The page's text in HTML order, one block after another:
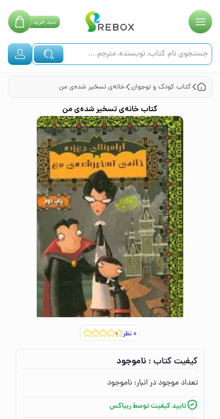
سبدخرید
کتاب کودک و نوجوان خانه‌ی تسخیر شده‌ی من
کتاب خانه‌ی تسخیر شده‌ی من
۰نظر
کیفیت کتاب :‌ ناموجود
تعداد موجود در انبار:‌ ناموجود
تایید کیفیت توسط ریباکس